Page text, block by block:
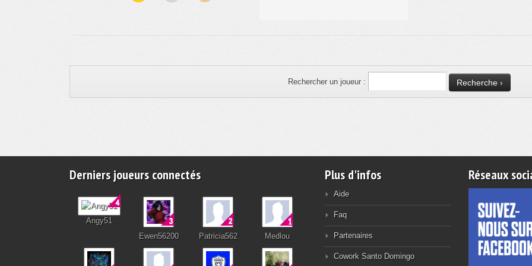
Rechercher un joueur :
Derniers joueurs connectés
Angy51
Ewen56200
Patricia562 Medlou
Plus d'infos
Aide
Faq
Partenaires
Cowork Santo Domingo
Réseaux